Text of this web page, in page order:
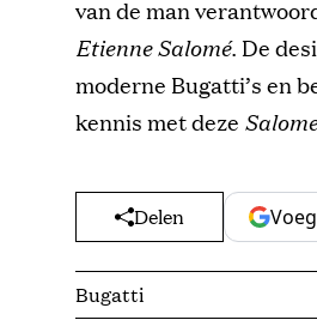
van de man
Etienne Salomé. De
moderne Bugatti’s en
kennis met deze
Delen
Bugatti